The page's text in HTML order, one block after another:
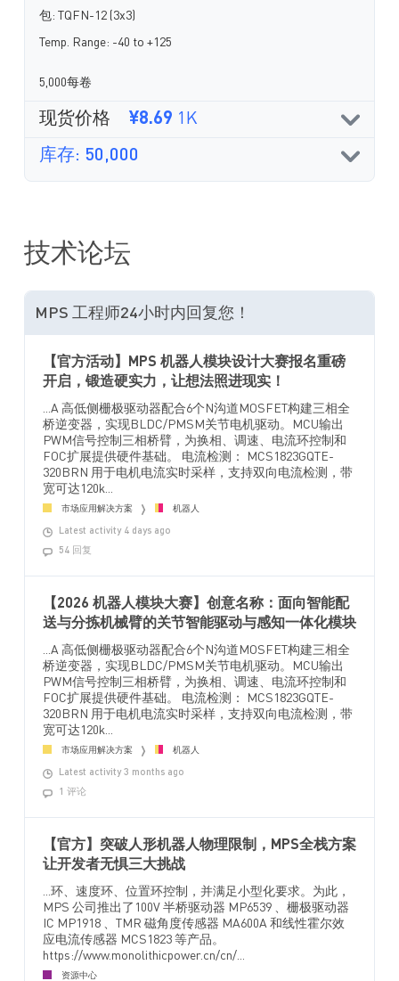
包: TQFN-12 (3x3)
Temp. Range: -40 to +125
5,000每卷
现货价格 ¥8.69 1K
库存: 50,000
技术论坛
MPS 工程师24小时内回复您！
【官方活动】MPS 机器人模块设计大赛报名重磅
开启，锻造硬实力，让想法照进现实！
...A 高低侧栅极驱动器配合6个N沟道MOSFET构建三相全
桥逆变器，实现BLDC/PMSM关节电机驱动。MCU输出
PWM信号控制三相桥臂，为换相、调速、电流环控制和
FOC扩展提供硬件基础。 电流检测： MCS1823GQTE-
320BRN 用于电机电流实时采样，支持双向电流检测，带
宽可达120k...
市场应用解决方案 机器人
Latest activity 4 days ago
54 回复
【2026 机器人模块大赛】创意名称：面向智能配
送与分拣机械臂的关节智能驱动与感知一体化模块
...A 高低侧栅极驱动器配合6个N沟道MOSFET构建三相全
桥逆变器，实现BLDC/PMSM关节电机驱动。MCU输出
PWM信号控制三相桥臂，为换相、调速、电流环控制和
FOC扩展提供硬件基础。 电流检测： MCS1823GQTE-
320BRN 用于电机电流实时采样，支持双向电流检测，带
宽可达120k...
市场应用解决方案 机器人
Latest activity 3 months ago
1 评论
【官方】突破人形机器人物理限制，MPS全栈方案
让开发者无惧三大挑战
...环、速度环、位置环控制，并满足小型化要求。为此，
MPS 公司推出了100V 半桥驱动器 MP6539 、栅极驱动器
IC MP1918 、TMR 磁角度传感器 MA600A 和线性霍尔效
应电流传感器 MCS1823 等产品。
https://www.monolithicpower.cn/cn/...
资源中心